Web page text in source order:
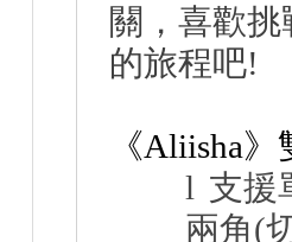
關，喜歡
的旅程吧!
《Aliisha》
l 支援
兩角(